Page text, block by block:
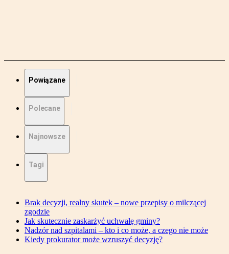
Powiązane
Polecane
Najnowsze
Tagi
Brak decyzji, realny skutek – nowe przepisy o milczącej
zgodzie
Jak skutecznie zaskarżyć uchwałę gminy?
Nadzór nad szpitalami – kto i co może, a czego nie może
Kiedy prokurator może wzruszyć decyzję?